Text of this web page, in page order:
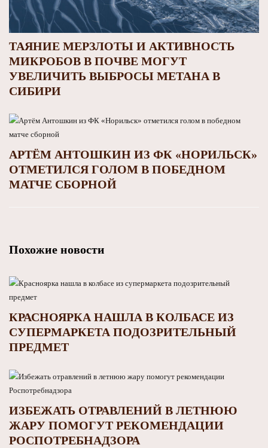
ТАЯНИЕ МЕРЗЛОТЫ И АКТИВНОСТЬ
МИКРОБОВ В ПОЧВЕ МОГУТ
УВЕЛИЧИТЬ ВЫБРОСЫ МЕТАНА В
СИБИРИ
АРТЁМ АНТОШКИН ИЗ ФК «НОРИЛЬСК»
ОТМЕТИЛСЯ ГОЛОМ В ПОБЕДНОМ
МАТЧЕ СБОРНОЙ
Похожие новости
КРАСНОЯРКА НАШЛА В КОЛБАСЕ ИЗ
СУПЕРМАРКЕТА ПОДОЗРИТЕЛЬНЫЙ
ПРЕДМЕТ
ИЗБЕЖАТЬ ОТРАВЛЕНИЙ В ЛЕТНЮЮ
ЖАРУ ПОМОГУТ РЕКОМЕНДАЦИИ
РОСПОТРЕБНАДЗОРА